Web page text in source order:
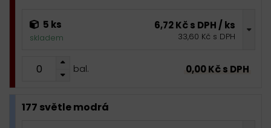
5 ks
skladem
6,72 Kč s DPH / ks
33,60 Kč s DPH
bal. 0,00 Kč s DPH
177 světle modrá